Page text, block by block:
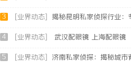
3 [业界动态] 揭秘昆明私家侦探行业：专业服务与实际案例
4 [业界动态] 武汉配眼镜 上海配眼镜
5 [业界动态] 济南私家侦探：揭秘城市背后的专业侦查